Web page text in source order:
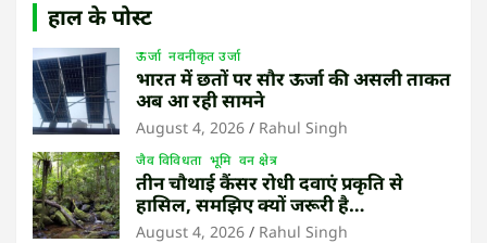
हाल के पोस्ट
ऊर्जा नवनीकृत उर्जा
भारत में छतों पर सौर ऊर्जा की असली ताकत
अब आ रही सामने
August 4, 2026 Rahul Singh
जैव विविधता भूमि वन क्षेत्र
तीन चौथाई कैंसर रोधी दवाएं प्रकृति से
हासिल, समझिए क्यों जरूरी है
उष्णकटिबंधीय जंगल बचाना
August 4, 2026 Rahul Singh